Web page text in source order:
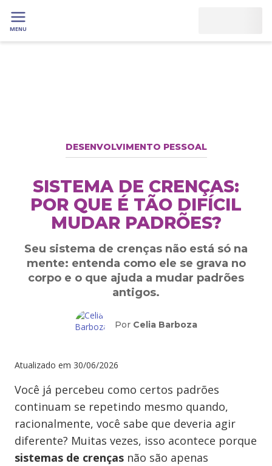
MENU
DESENVOLVIMENTO PESSOAL
SISTEMA DE CRENÇAS:
POR QUE É TÃO DIFÍCIL
MUDAR PADRÕES?
Seu sistema de crenças não está só na
mente: entenda como ele se grava no
corpo e o que ajuda a mudar padrões
antigos.
Por Celia Barboza
Atualizado em 30/06/2026
Você já percebeu como certos padrões
continuam se repetindo mesmo quando,
racionalmente, você sabe que deveria agir
diferente? Muitas vezes, isso acontece porque
sistemas de crenças não são apenas